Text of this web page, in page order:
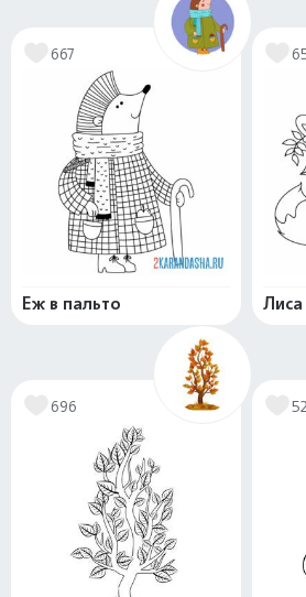
667
Еж в пальто
696